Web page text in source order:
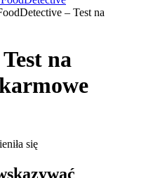
– Test na
na
się